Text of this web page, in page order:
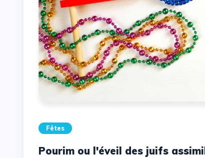
Fêtes
Pourim ou l'éveil des juifs